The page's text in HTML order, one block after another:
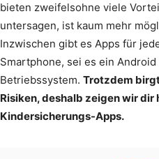
bieten zweifelsohne viele
untersagen, ist kaum mehr
Inzwischen gibt es Apps für
Smartphone, sei es ein Android
Betriebssystem. Trotzdem
Risiken, deshalb zeigen wir dir
Kindersicherungs-Apps.